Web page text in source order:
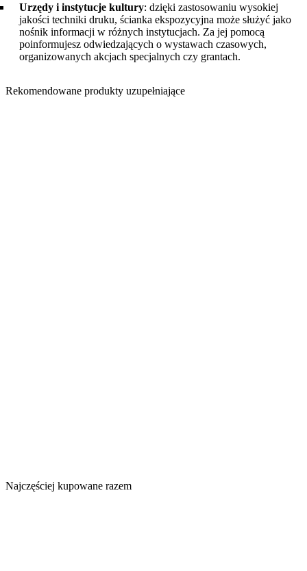
Urzędy i instytucje kultury: dzięki zastosowaniu wysokiej
jakości techniki druku, ścianka ekspozycyjna może służyć jako
nośnik informacji w różnych instytucjach. Za jej pomocą
poinformujesz odwiedzających o wystawach czasowych,
organizowanych akcjach specjalnych czy grantach.
Rekomendowane produkty uzupełniające
Najczęściej kupowane razem